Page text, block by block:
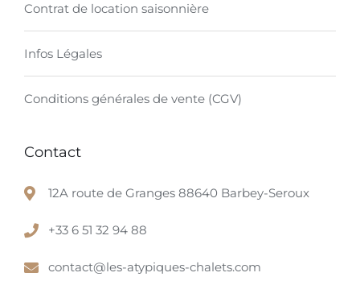
Contrat de location saisonnière
Infos Légales
Conditions générales de vente (CGV)
Contact
12A route de Granges 88640 Barbey-Seroux
+33 6 51 32 94 88
contact@les-atypiques-chalets.com